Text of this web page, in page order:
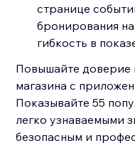
странице
бронирования на
гибкость в
Повышайте доверие
магазина с
Показывайте 55
легко узнаваемыми
безопасным и